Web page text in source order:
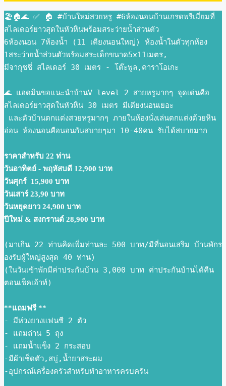
🏖🏠🌊 ✅ 🏠 #บ้านใหม่สวยหรู #6ห้องนอนบ้านเกรดพรีเมี่ยมที่
สไลเดอร์ยาวสุดในหัวหินพร้อมสระว่ายน้ำส่วนตัว
6ห้องนอน 7ห้องน้ำ (11 เตียงนอนใหญ่) ห้องน้ำในตัวทุกห้อง
1สระว่ายน้ำส่วนตัวพร้อมสระเด็กขนาด5x11เมตร,
มีจากุชชี่ สไลเดอร์ 30 เมตร - โต๊ะพูล,คาราโอเกะ
🌊 แอดมินขอแนะนำบ้านV level 2 สวยหรูมากๆ จุดเด่นคือ
สไลเดอร์ยาวสุดในหัวหิน 30 เมตร มีเตียงนอนเยอะ
อ่อน ห้องนอนคือนอนกันสบายๆมา 10-40คน รับได้สบายมาก
ราคาสำหรับ 22 ท่าน
วันอาทิตย์ - พฤหัสบดี 12,900 บาท
วันศุกร์  15,900 บาท
วันเสาร์ 23,90 บาท
วันหยุดยาว 24,900 บาท
ปีใหม่ & สงกรานต์ 28,900 บาท
(มาเกิน 22 ท่านคิดเพิ่มท่านละ 500 บาท/มีที่นอนเสริม บ้านพักร
องรับผู้ใหญ่สูงสุด 40 ท่าน)
(ในวันเข้าพักมีค่าประกันบ้าน 3,000 บาท ค่าประกันบ้านได้คืน
ตอนเช็คเอ้าท์)
**แถมฟรี **
- มีห่วงยางแฟนซี 2 ตัว
- แถมถ่าน 5 ถุง
- แถมน้ำแข็ง 2 กระสอบ
-มีผ้าเช็ดตัว,สบู่,น้ำยาสระผม
-อุปกรณ์เครื่องครัวสำหรับทำอาหารครบครัน